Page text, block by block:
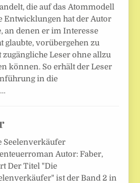
die auf das Atommodell
Entwicklungen hat der Autor
an denen er im Interesse
glaubte, vorübergehen zu
Leser ohne allzu
können. So erhält der Leser
in die
Seelenverkäufer
Autor: Faber,
Der Titel "Die
ist der Band 2 in